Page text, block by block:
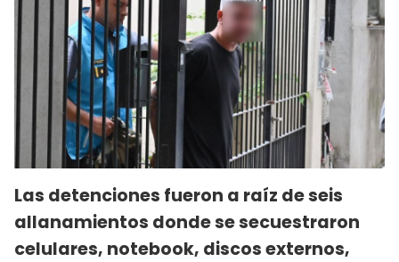
Las detenciones fueron a raíz de seis
allanamientos donde se secuestraron
celulares, notebook, discos externos,